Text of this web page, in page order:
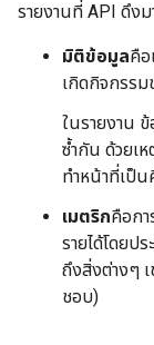
รายงานที่ API ดึงม
มิติข้อมูลคือ
เกิดกิจกรร
ในรายงาน
ซ้ำกัน ด้วยเ
ทําหน้าที่เป็
เมตริกคือก
รายได้โดยป
ถึงสิ่งต่างๆ
ชอบ)